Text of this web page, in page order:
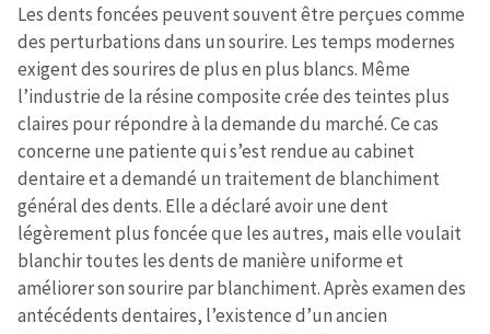
Les dents foncées peuvent souvent être perçues comme
des perturbations dans un sourire. Les temps modernes
exigent des sourires de plus en plus blancs. Même
l’industrie de la résine composite crée des teintes plus
claires pour répondre à la demande du marché. Ce cas
concerne une patiente qui s’est rendue au cabinet
dentaire et a demandé un traitement de blanchiment
général des dents. Elle a déclaré avoir une dent
légèrement plus foncée que les autres, mais elle voulait
blanchir toutes les dents de manière uniforme et
améliorer son sourire par blanchiment. Après examen des
antécédents dentaires, l’existence d’un ancien